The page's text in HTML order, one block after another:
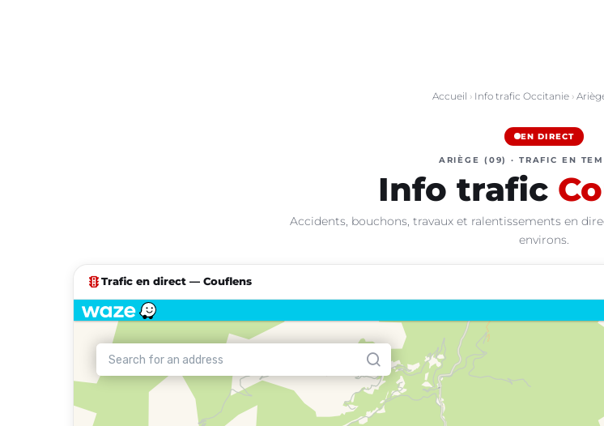
Accueil › Info trafic Occitanie ›
EN DIRECT
ARIÈGE (09) · TRAFIC EN
Info trafic
Accidents, bouchons, travaux et ralentissements en
environs.
traffic Trafic en direct — Couflens